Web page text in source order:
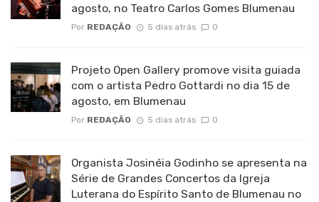
agosto, no Teatro Carlos Gomes Blumenau
Por REDAÇÃO 5 dias atrás 0
Projeto Open Gallery promove visita guiada
com o artista Pedro Gottardi no dia 15 de
agosto, em Blumenau
Por REDAÇÃO 5 dias atrás 0
Organista Josinéia Godinho se apresenta na
Série de Grandes Concertos da Igreja
Luterana do Espírito Santo de Blumenau no